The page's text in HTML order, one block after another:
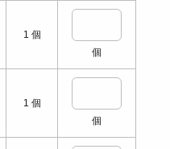
1 個
個
1 個
個